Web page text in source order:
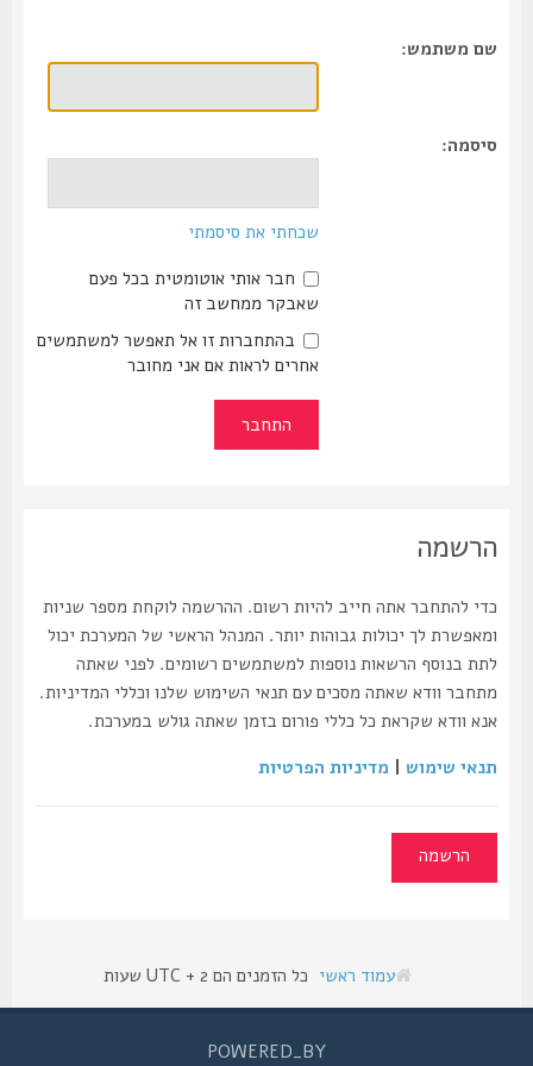
שם משתמש:
סיסמה:
שכחתי את סיסמתי
חבר אותי אוטומטית בכל פעם
שאבקר ממחשב זה
בהתחברות זו אל תאפשר למשתמשים
אחרים לראות אם אני מחובר
הרשמה
כדי להתחבר אתה חייב להיות רשום. ההרשמה לוקחת מספר שניות
ומאפשרת לך יכולות גבוהות יותר. המנהל הראשי של המערכת יכול
לתת בנוסף הרשאות נוספות למשתמשים רשומים. לפני שאתה
מתחבר וודא שאתה מסכים עם תנאי השימוש שלנו וכללי המדיניות.
אנא וודא שקראת כל כללי פורום בזמן שאתה גולש במערכת.
תנאי שימוש|מדיניות הפרטיות
הרשמה
עמוד ראשי כל הזמנים הם UTC + 2 שעות
POWERED_BY